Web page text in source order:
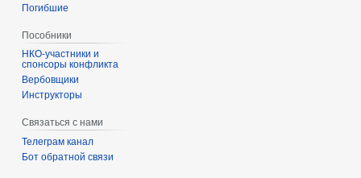
Погибшие
Пособники
спонсоры конфликта
‏‎Вербовщики
Инструкторы
Связаться с нами
Телеграм канал
Бот обратной связи